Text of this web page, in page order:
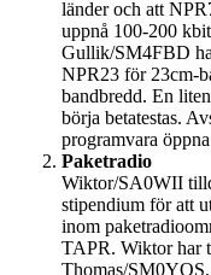
länder och att
uppnå 100-200
Gullik/SM4FBD
NPR23 för 23cm-
bandbredd. En
börja betatestas.
programvara
Paketradio
Wiktor/SA0WII
stipendium för att
inom
TAPR. Wiktor har
Thomas/